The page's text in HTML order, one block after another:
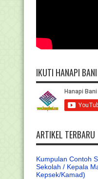
IKUTI HANAPI
ARTIKEL TERBARU
Kumpulan Contoh
Sekolah / Kepala
Kepsek/Kamad)